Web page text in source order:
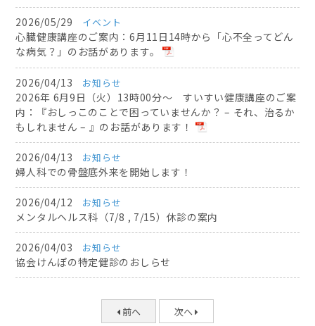
2026/05/29 イベント
心臓健康講座のご案内：6月11日14時から「心不全ってどん
な病気？」のお話があります。
2026/04/13 お知らせ
2026年 6月9日（火）13時00分～ すいすい健康講座のご案
内：『おしっこのことで困っていませんか？ – それ、治るか
もしれません – 』のお話があります！
2026/04/13 お知らせ
婦人科での骨盤底外来を開始します！
2026/04/12 お知らせ
メンタルヘルス科（7/8 , 7/15）休診の案内
2026/04/03 お知らせ
協会けんぽの特定健診のおしらせ
前へ 次へ